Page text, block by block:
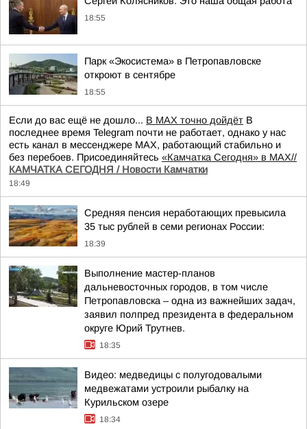
18:55
Парк «Экосистема» в Петропавловске
откроют в сентябре
18:55
Если до вас ещё не дошло... В MAX точно дойдёт В
последнее время Telegram почти не работает, однако у нас
есть канал в мессенджере MAX, работающий стабильно и
без перебоев. Присоединяйтесь «Камчатка Сегодня» в MAX//
КАМЧАТКА СЕГОДНЯ / Новости Камчатки
18:49
Средняя пенсия неработающих превысила
35 тыс рублей в семи регионах России:
18:39
Выполнение мастер-планов
дальневосточных городов, в том числе
Петропавловска – одна из важнейших задач,
заявил полпред президента в федеральном
округе Юрий Трутнев.
18:35
Видео: медведицы с полугодовалыми
медвежатами устроили рыбалку на
Курильском озере
18:34